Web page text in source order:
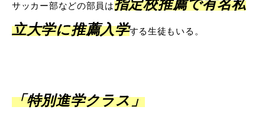
サッカー部などの部員は指定校推薦で有名私
立大学に推薦入学する生徒もいる。
「特別進学クラス」